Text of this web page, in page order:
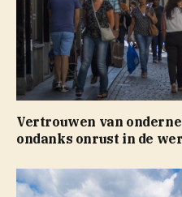
Vertrouwen van
ondanks onrust in de